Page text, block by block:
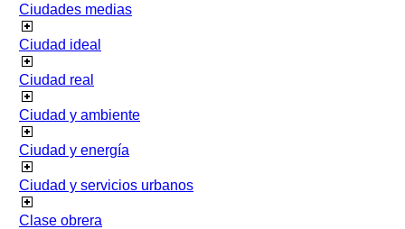
Ciudades medias
Ciudad ideal
Ciudad real
Ciudad y ambiente
Ciudad y energía
Ciudad y servicios urbanos
Clase obrera